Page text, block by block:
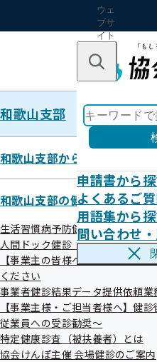
ウェ
ブサ
イト
のナ
ン
キーワードで
申請書から
よくあるご
用語集から
問い合わせ
和歌山支部
和歌山支部からのお知らせ
和歌山支部の健診・保健指導
生活習慣病予防健診（被保険者）
人間ドック健診（被保険者）のご
【事業主の皆様へ】 事業者健診
ください
事業者健診結果データ提供依頼
【事業主様・ご担当者様へ】健
従業員への受診勧奨～
特定健康診査（被扶養者）とは
協会けんぽ主催 会場健診のご案内
令和07年12月25日
健診結果の誤送
発生年月日
令和07年11月17日